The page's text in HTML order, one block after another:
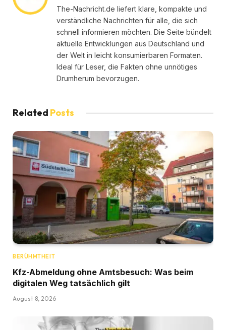
The-Nachricht.de liefert klare, kompakte und
verständliche Nachrichten für alle, die sich
schnell informieren möchten. Die Seite bündelt
aktuelle Entwicklungen aus Deutschland und
der Welt in leicht konsumierbaren Formaten.
Ideal für Leser, die Fakten ohne unnötiges
Drumherum bevorzugen.
Related Posts
BERÜHMTHEIT
Kfz-Abmeldung ohne Amtsbesuch: Was beim
digitalen Weg tatsächlich gilt
August 8, 2026